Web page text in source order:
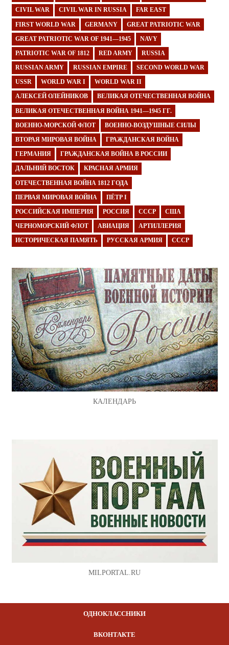
CIVIL WAR CIVIL WAR IN RUSSIA FAR EAST
FIRST WORLD WAR GERMANY GREAT PATRIOTIC WAR
GREAT PATRIOTIC WAR OF 1941—1945 NAVY
PATRIOTIC WAR OF 1812 RED ARMY RUSSIA
RUSSIAN ARMY RUSSIAN EMPIRE SECOND WORLD WAR
USSR WORLD WAR I WORLD WAR II
АЛЕКСЕЙ ОЛЕЙНИКОВ ВЕЛИКАЯ ОТЕЧЕСТВЕННАЯ ВОЙНА
ВЕЛИКАЯ ОТЕЧЕСТВЕННАЯ ВОЙНА 1941—1945 ГГ.
ВОЕННО-МОРСКОЙ ФЛОТ ВОЕННО-ВОЗДУШНЫЕ СИЛЫ
ВТОРАЯ МИРОВАЯ ВОЙНА ГРАЖДАНСКАЯ ВОЙНА
ГЕРМАНИЯ ГРАЖДАНСКАЯ ВОЙНА В РОССИИ
ДАЛЬНИЙ ВОСТОК КРАСНАЯ АРМИЯ
ОТЕЧЕСТВЕННАЯ ВОЙНА 1812 ГОДА
ПЕРВАЯ МИРОВАЯ ВОЙНА ПЁТР I
РОССИЙСКАЯ ИМПЕРИЯ РОССИЯ СССР США
ЧЕРНОМОРСКИЙ ФЛОТ АВИАЦИЯ АРТИЛЛЕРИЯ
ИСТОРИЧЕСКАЯ ПАМЯТЬ РУССКАЯ АРМИЯ СССР
КАЛЕНДАРЬ
MILPORTAL.RU
ОДНОКЛАССНИКИ
ВКОНТАКТЕ